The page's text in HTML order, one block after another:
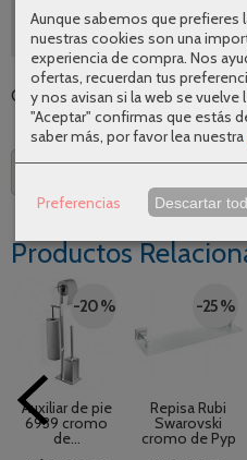
SEGUNDAS REBAJAS
Categoría:Accesorios de baño |
Productos
-20 %
Auxiliar de pie
6939 cromo
de...
-25 %
Repisa Rubi
Swarovski
cromo de Pyp
Aunque sabemos que prefieres
nuestras cookies son una
experiencia de compra. Nos
ofertas, recuerdan tus
y nos avisan si la web se vuelve
"Aceptar" confirmas que estás
saber más, por favor lea nuestra
Preferencias Descartar